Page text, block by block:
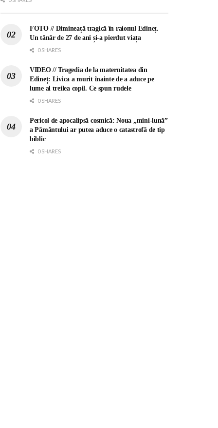
FOTO // Dimineață tragică în raionul Edineț.
Un tânăr de 27 de ani și-a pierdut viața
0 SHARES
VIDEO // Tragedia de la maternitatea din
Edineț: Livica a murit înainte de a aduce pe
lume al treilea copil. Ce spun rudele
0 SHARES
Pericol de apocalipsă cosmică: Noua „mini-lună”
a Pământului ar putea aduce o catastrofă de tip
biblic
0 SHARES